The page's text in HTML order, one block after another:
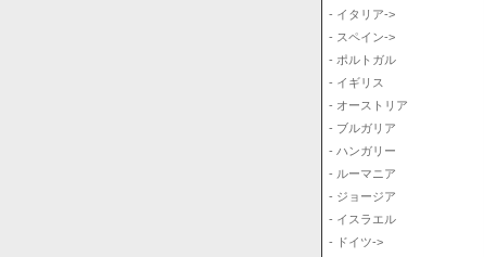
- イタリア->
- スペイン->
- ポルトガル
- イギリス
- オーストリア
- ブルガリア
- ハンガリー
- ルーマニア
- ジョージア
- イスラエル
- ドイツ->